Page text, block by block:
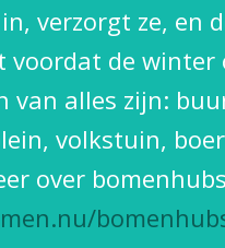
verzorgt ze, en
voordat de winter
van alles zijn:
volkstuin,
over